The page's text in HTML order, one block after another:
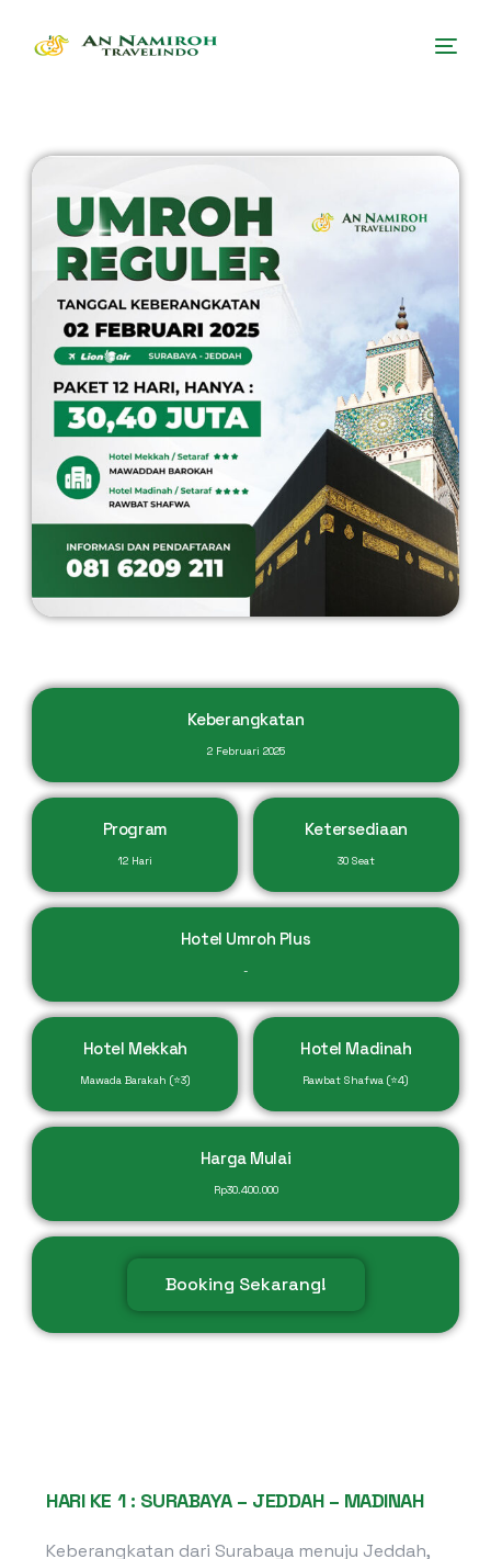
Keberangkatan
2 Februari 2025
Program
12 Hari
Ketersediaan
30 Seat
Hotel Umroh Plus
-
Hotel Mekkah
Mawada Barakah (⭐3)
Hotel Madinah
Rawbat Shafwa (⭐4)
Harga Mulai
Rp30.400.000
Booking Sekarang!
HARI KE 1 : SURABAYA – JEDDAH – MADINAH
Keberangkatan dari Surabaya menuju Jeddah,